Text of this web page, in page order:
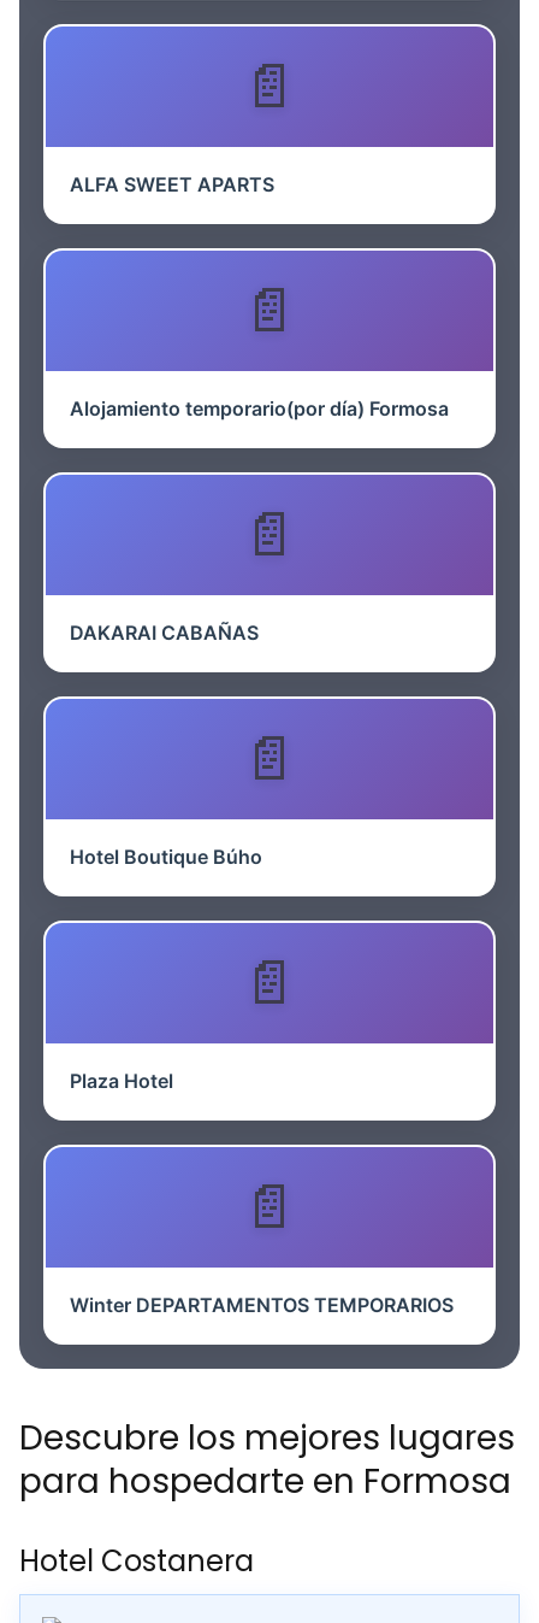
ALFA SWEET APARTS
Alojamiento temporario(por día) Formosa
DAKARAI CABAÑAS
Hotel Boutique Búho
Plaza Hotel
Winter DEPARTAMENTOS TEMPORARIOS
Descubre los mejores lugares
para hospedarte en Formosa
Hotel Costanera